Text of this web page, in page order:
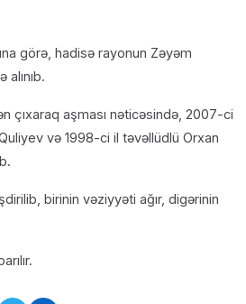
görə, hadisə rayonun Zəyəm
çıxaraq aşması nəticəsində, 2007-ci
və 1998-ci il təvəllüdlü Orxan
birinin vəziyyəti ağır, digərinin